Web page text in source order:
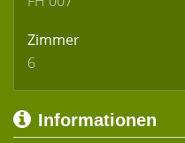
Zimmer
6
Informationen